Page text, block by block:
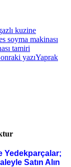
kuzine
soyma makinası
tamiri
yazıYaprak
Yedekparçalar;
Satın Alın